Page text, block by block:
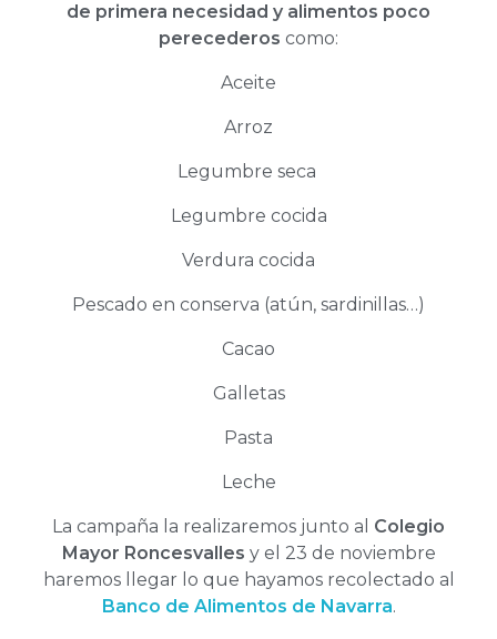
de primera necesidad y alimentos poco
perecederos como:
Aceite
Arroz
Legumbre seca
Legumbre cocida
Verdura cocida
Pescado en conserva (atún, sardinillas…)
Cacao
Galletas
Pasta
Leche
La campaña la realizaremos junto al Colegio
Mayor Roncesvalles y el 23 de noviembre
haremos llegar lo que hayamos recolectado al
Banco de Alimentos de Navarra.